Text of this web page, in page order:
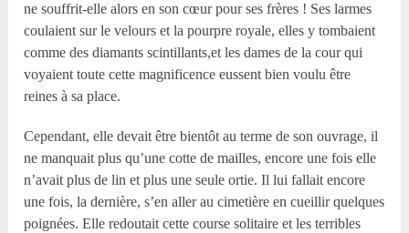
ne souffrit-elle alors en son cœur pour ses frères ! Ses larmes
coulaient sur le velours et la pourpre royale, elles y tombaient
comme des diamants scintillants,et les dames de la cour qui
voyaient toute cette magnificence eussent bien voulu être
reines à sa place.
Cependant, elle devait être bientôt au terme de son ouvrage, il
ne manquait plus qu’une cotte de mailles, encore une fois elle
n’avait plus de lin et plus une seule ortie. Il lui fallait encore
une fois, la dernière, s’en aller au cimetière en cueillir quelques
poignées. Elle redoutait cette course solitaire et les terribles